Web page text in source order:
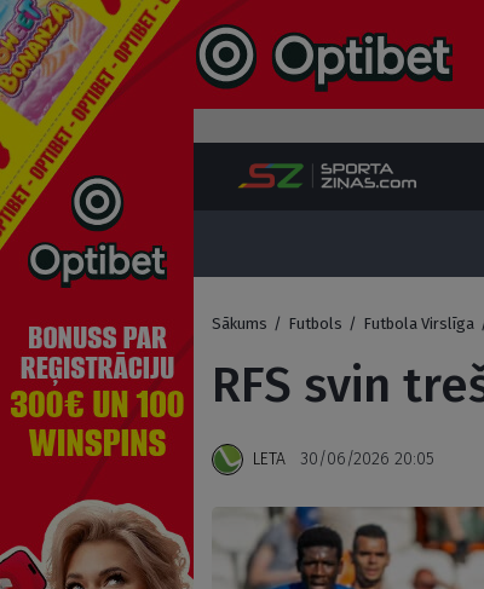
Sākums / Futbols / Futbola Virslīga
RFS svin
LETA 30/06/2026 20:05